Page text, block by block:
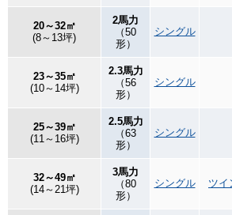
20～32㎡
(8～13坪)
2馬力
（50
形）
シングル
23～35㎡
(10～14坪)
2.3馬力
（56
形）
シングル
25～39㎡
(11～16坪)
2.5馬力
（63
形）
シングル
32～49㎡
(14～21坪)
3馬力
（80
形）
シングル ツイ